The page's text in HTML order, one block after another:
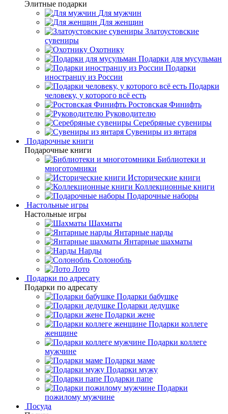
Элитные подарки
Для мужчин
Для женщин
Златоустовские
сувениры
Охотнику
Подарки для мусульман
Подарки
иностранцу из России
Подарки
человеку, у которого всё есть
Ростовская Финифть
Руководителю
Серебряные сувениры
Сувениры из янтаря
Подарочные книги
Подарочные книги
Библиотеки и
многотомники
Исторические книги
Коллекционные книги
Подарочные наборы
Настольные игры
Настольные игры
Шахматы
Янтарные нарды
Янтарные шахматы
Нарды
Солонобль
Лото
Подарки по адресату
Подарки по адресату
Подарки бабушке
Подарки дедушке
Подарки жене
Подарки коллеге
женщине
Подарки коллеге
мужчине
Подарки маме
Подарки мужу
Подарки папе
Подарки
пожилому мужчине
Посуда